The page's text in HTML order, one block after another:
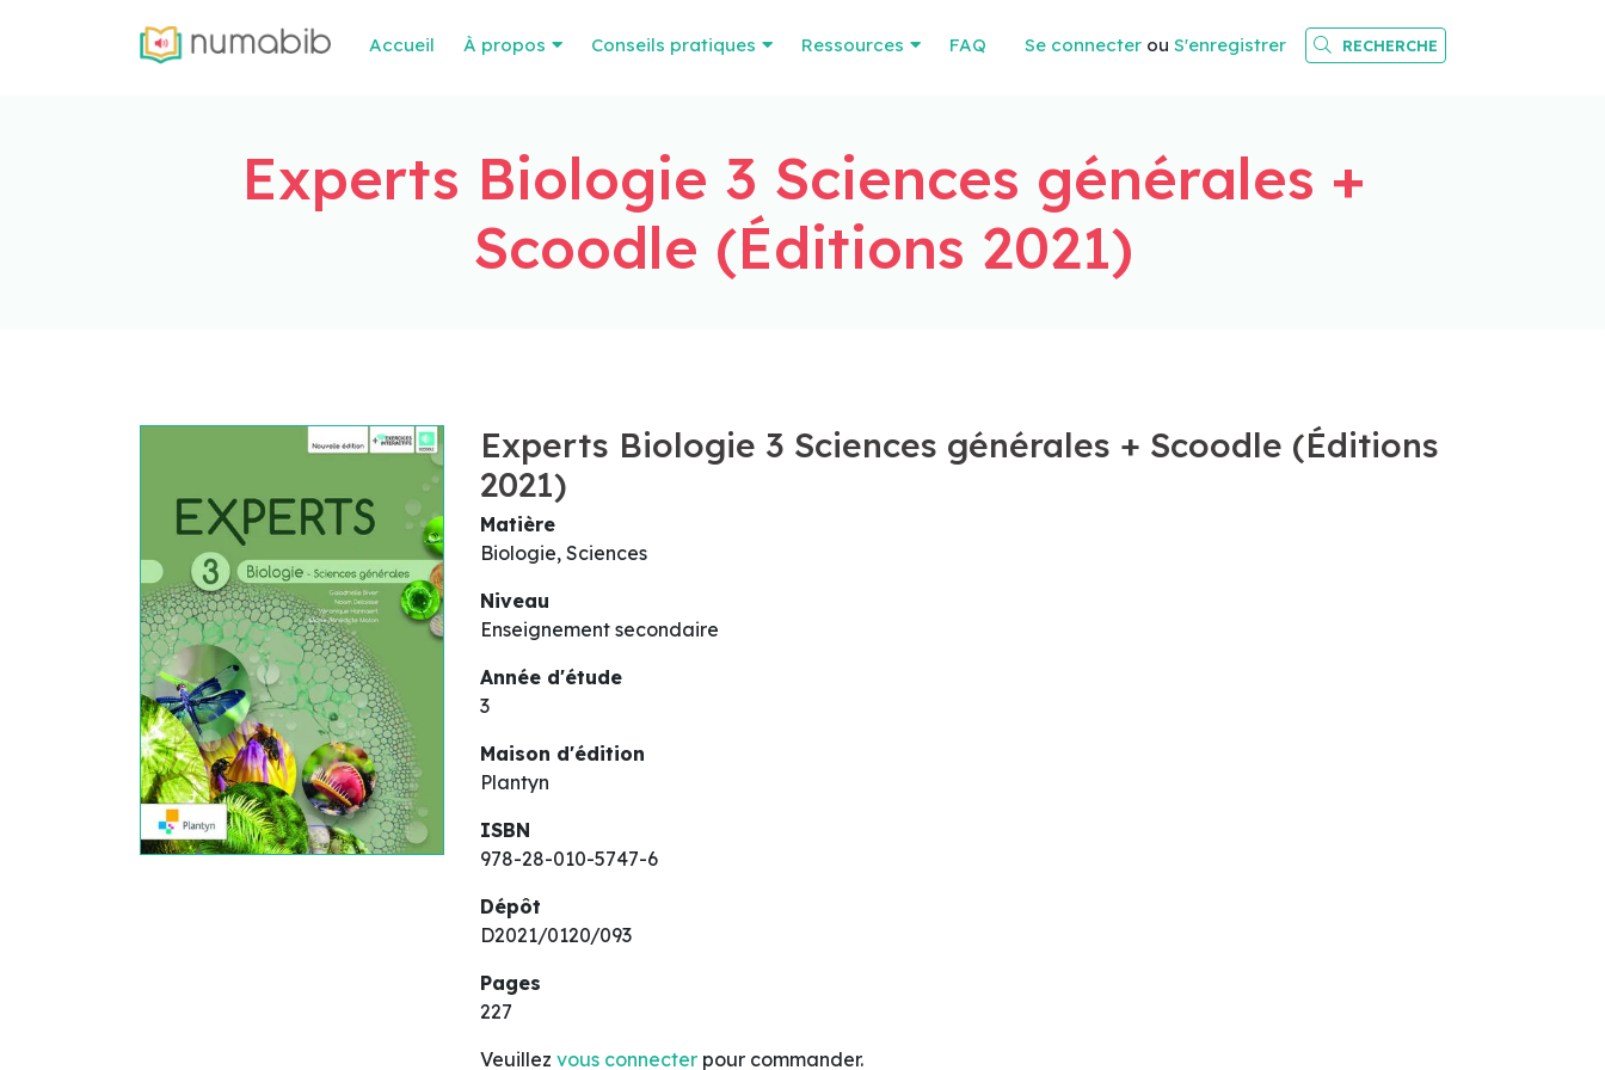
Accueil À propos Conseils pratiques Ressources FAQ Se connecter ou S'enregistrer RECHERCHE
Experts Biologie 3 Sciences générales +
Scoodle (Éditions 2021)
Experts Biologie 3 Sciences générales + Scoodle (Éditions
2021)
Matière
Biologie, Sciences
Niveau
Enseignement secondaire
Année d'étude
3
Maison d'édition
Plantyn
ISBN
978-28-010-5747-6
Dépôt
D2021/0120/093
Pages
227
Veuillez vous connecter pour commander.